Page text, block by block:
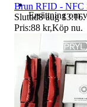
Ersättning om
Brun RFID - NFC
Sluttid8 aug 13:16.
Pris:88 kr,Köp nu.